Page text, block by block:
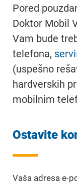
Pored
Doktor Mobil
Vam bude
telefona,
(uspešno
hardverskih
mobilnim
Ostavite
Vaša adresa e-